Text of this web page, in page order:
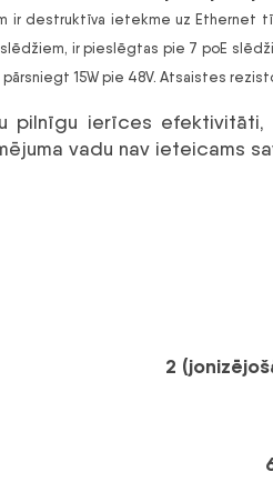
ir destruktīva ietekme uz Ethernet
slēdžiem, ir pieslēgtas pie 7 poE
15W pie 48V. Atsaistes
pilnīgu ierīces efektivitāti,
vadu nav ieteicams
2